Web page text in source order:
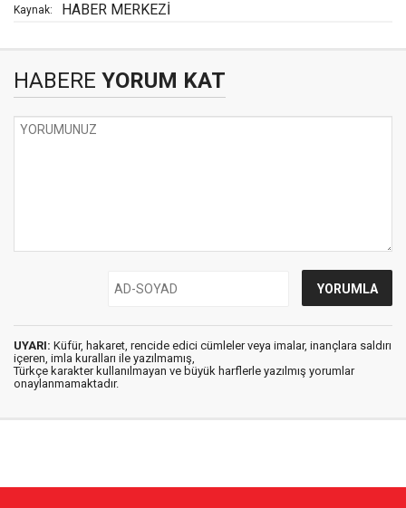
Kaynak: HABER MERKEZİ
HABERE YORUM KAT
UYARI: Küfür, hakaret, rencide edici cümleler veya imalar, inançlara saldırı
içeren, imla kuralları ile yazılmamış,
Türkçe karakter kullanılmayan ve büyük harflerle yazılmış yorumlar
onaylanmamaktadır.